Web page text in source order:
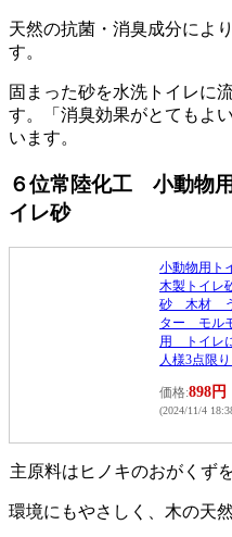
天然の抗菌・消臭成分によ
す。
固まった砂を水洗トイレに
す。「消臭効果がとてもよ
います。
６位常陸化工 小動物
イレ砂
小動物用ト
木製トイ
砂 木材
ター モル
用 トイレ
人様3点限
価格:898円
(2024/11/4
主原料はヒノキのおがくず
環境にもやさしく、木の天